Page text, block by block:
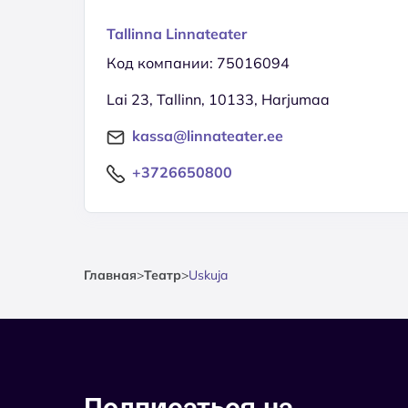
Tallinna Linnateater
Код компании: 75016094
Lai 23, Tallinn, 10133, Harjumaa
kassa@linnateater.ee
+3726650800
Главная>Театр>Uskuja